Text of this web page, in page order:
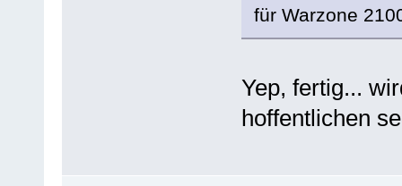
für Warzone
Yep, fertig...
hoffentlichen